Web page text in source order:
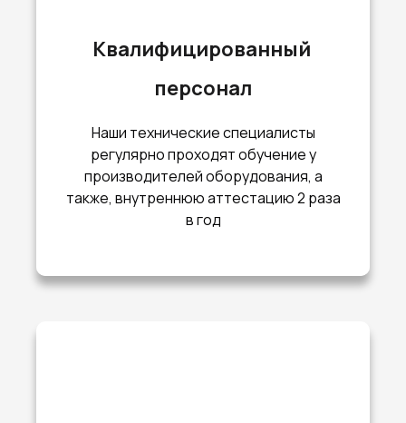
Квалифицированный
персонал
Наши технические специалисты
регулярно проходят обучение у
производителей оборудования, а
также, внутреннюю аттестацию 2 раза
в год